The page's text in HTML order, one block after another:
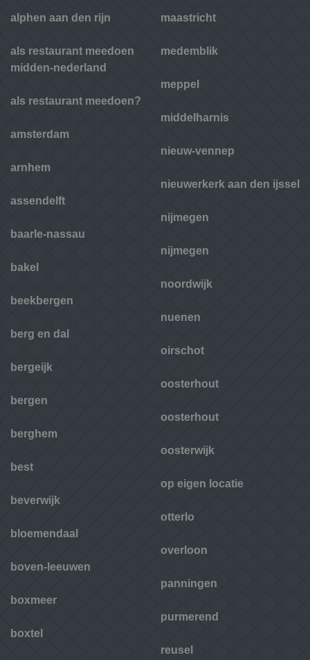
alphen aan den rijn
als restaurant meedoen
midden-nederland
als restaurant meedoen?
amsterdam
arnhem
assendelft
baarle-nassau
bakel
beekbergen
berg en dal
bergeijk
bergen
berghem
best
beverwijk
bloemendaal
boven-leeuwen
boxmeer
boxtel
maastricht
medemblik
meppel
middelharnis
nieuw-vennep
nieuwerkerk aan den ijssel
nijmegen
nijmegen
noordwijk
nuenen
oirschot
oosterhout
oosterhout
oosterwijk
op eigen locatie
otterlo
overloon
panningen
purmerend
reusel